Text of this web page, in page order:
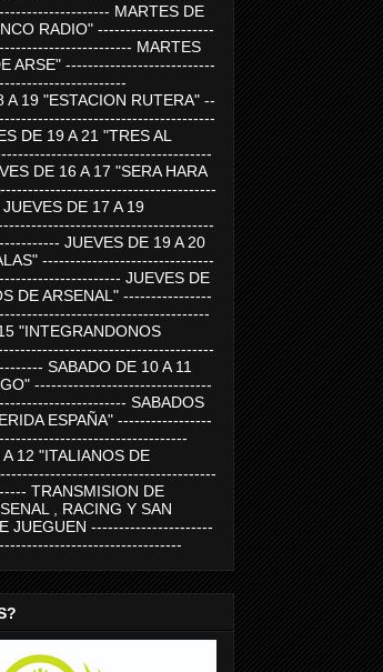
MARTES DE
RADIO" ---------------------
MARTES
ARSE" ---------------------------
A 19 "ESTACION RUTERA" --
DE 19 A 21 "TRES AL
DE 16 A 17 "SERA HARA
DE 17 A 19
JUEVES DE 19 A 20
-------------------------------
JUEVES DE
DE ARSENAL" ----------------
"INTEGRANDONOS
SABADO DE 10 A 11
--------------------------------
SABADOS
ESPAÑA" -----------------
12 "ITALIANOS DE
TRANSMISION DE
, RACING Y SAN
JUEGUEN ----------------------